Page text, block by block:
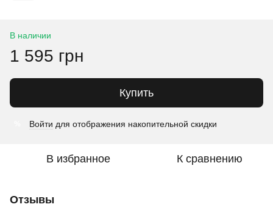
В наличии
1 595 грн
Купить
Войти для отображения накопительной скидки
В избранное К сравнению
Отзывы